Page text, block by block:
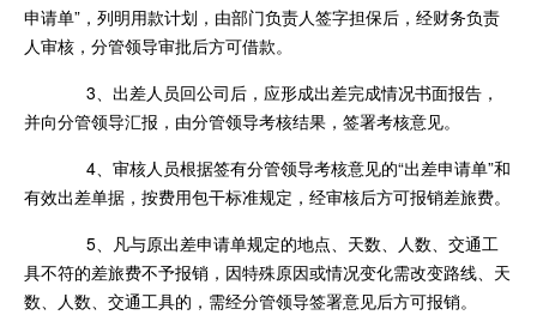
申请单”，列明用款计划，由部门负责人签字担保后，经财务负责
人审核，分管领导审批后方可借款。
3、出差人员回公司后，应形成出差完成情况书面报告，
并向分管领导汇报，由分管领导考核结果，签署考核意见。
4、审核人员根据签有分管领导考核意见的“出差申请单”和
有效出差单据，按费用包干标准规定，经审核后方可报销差旅费。
5、凡与原出差申请单规定的地点、天数、人数、交通工
具不符的差旅费不予报销，因特殊原因或情况变化需改变路线、天
数、人数、交通工具的，需经分管领导签署意见后方可报销。